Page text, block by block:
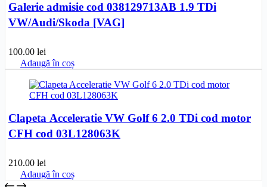
Galerie admisie cod 038129713AB 1.9 TDi
VW/Audi/Skoda [VAG]
100.00 lei
Adaugă în coș
Clapeta Acceleratie VW Golf 6 2.0 TDi cod motor
CFH cod 03L128063K
210.00 lei
Adaugă în coș